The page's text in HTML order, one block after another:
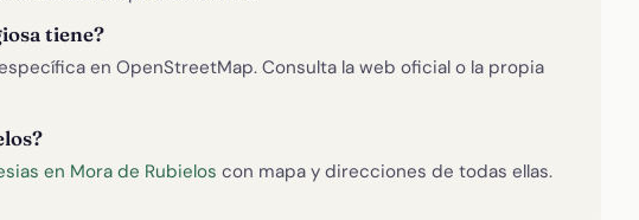
tiene?
en OpenStreetMap. Consulta la web oficial o la propia
en Mora de Rubielos con mapa y direcciones de todas ellas.